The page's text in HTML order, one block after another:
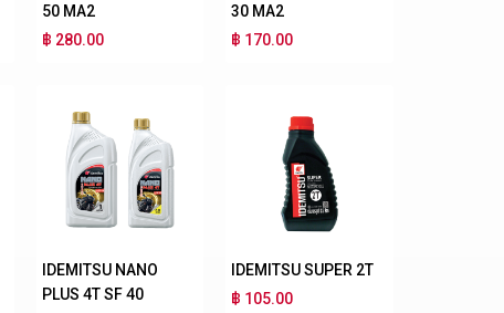
50 MA2
฿ 280.00
30 MA2
฿ 170.00
IDEMITSU NANO
PLUS 4T SF 40
IDEMITSU SUPER 2T
฿ 105.00